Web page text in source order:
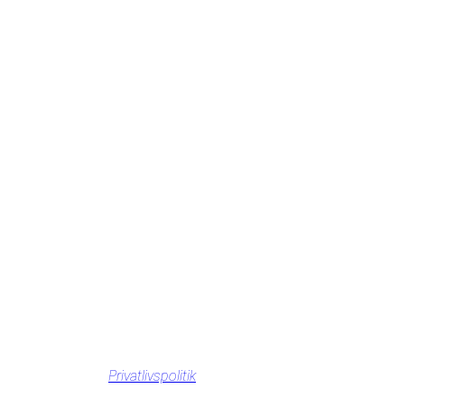
Privatlivspolitik